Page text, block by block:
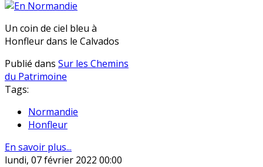
Un coin de ciel bleu à
Honfleur dans le Calvados
Publié dans Sur les Chemins
du Patrimoine
Tags:
Normandie
Honfleur
En savoir plus...
lundi, 07 février 2022 00:00